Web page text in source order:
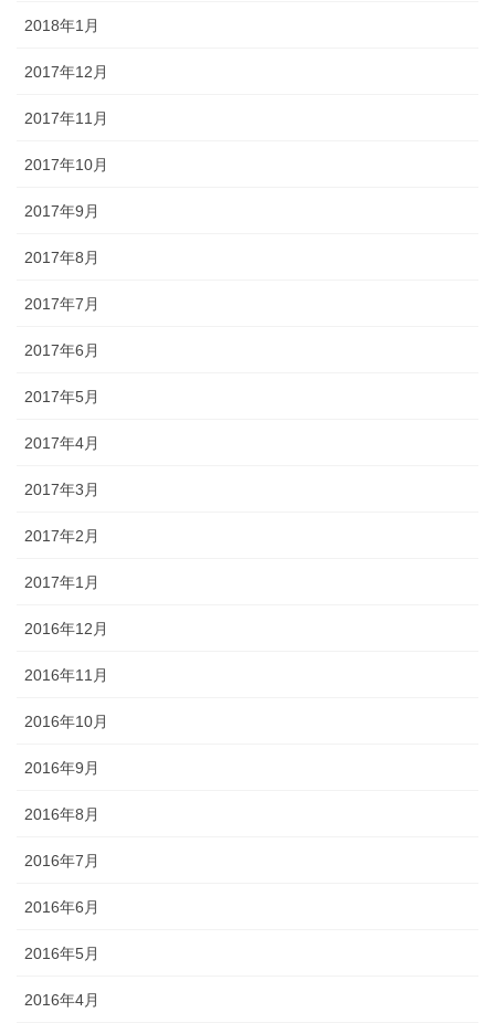
2018年1月
2017年12月
2017年11月
2017年10月
2017年9月
2017年8月
2017年7月
2017年6月
2017年5月
2017年4月
2017年3月
2017年2月
2017年1月
2016年12月
2016年11月
2016年10月
2016年9月
2016年8月
2016年7月
2016年6月
2016年5月
2016年4月